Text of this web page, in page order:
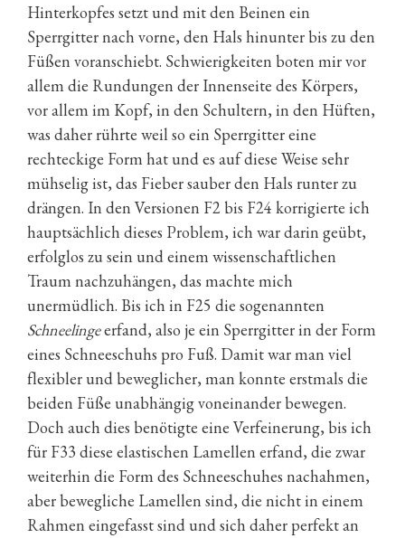
Hinterkopfes setzt und mit den Beinen ein
Sperrgitter nach vorne, den Hals hinunter bis zu den
Füßen voranschiebt. Schwierigkeiten boten mir vor
allem die Rundungen der Innenseite des Körpers,
vor allem im Kopf, in den Schultern, in den Hüften,
was daher rührte weil so ein Sperrgitter eine
rechteckige Form hat und es auf diese Weise sehr
mühselig ist, das Fieber sauber den Hals runter zu
drängen. In den Versionen F2 bis F24 korrigierte ich
hauptsächlich dieses Problem, ich war darin geübt,
erfolglos zu sein und einem wissenschaftlichen
Traum nachzuhängen, das machte mich
unermüdlich. Bis ich in F25 die sogenannten
Schneelingeerfand, also je ein Sperrgitter in der Form
eines Schneeschuhs pro Fuß. Damit war man viel
flexibler und beweglicher, man konnte erstmals die
beiden Füße unabhängig voneinander bewegen.
Doch auch dies benötigte eine Verfeinerung, bis ich
für F33 diese elastischen Lamellen erfand, die zwar
weiterhin die Form des Schneeschuhes nachahmen,
aber bewegliche Lamellen sind, die nicht in einem
Rahmen eingefasst sind und sich daher perfekt an